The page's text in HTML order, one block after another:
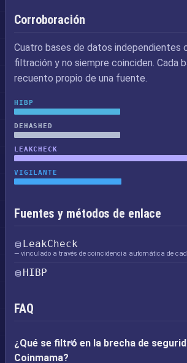
Corroboración
Cuatro bases de datos independientes
filtración y no siempre coinciden. Cada
recuento propio de una fuente.
HIBP
DEHASHED
LEAKCHECK
VIGILANTE
Fuentes y métodos de enlace
LeakCheck
— vinculado a través de coincidencia automática de
HIBP
FAQ
¿Qué se filtró en la brecha de
Coinmama?